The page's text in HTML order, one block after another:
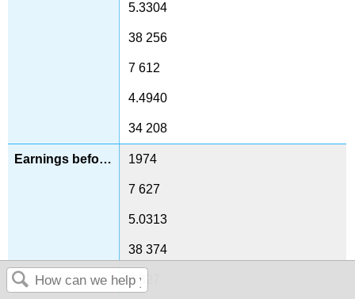
5.3304
38 256
7 612
4.4940
34 208
1974
7 627
5.0313
38 374
8 327